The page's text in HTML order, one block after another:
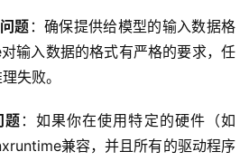
题 ：确保提供给模型的输入数据格
输入数据的格式有严格的要求，任
失败。
题 ：如果你在使用特定的硬件（如
兼容，并且所有的驱动程序